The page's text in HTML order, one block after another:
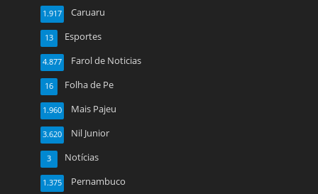
Caruaru
1.917
Esportes
13
Farol de Noticias
4.877
Folha de Pe
16
Mais Pajeu
1.960
Nil Junior
3.620
Notícias
3
Pernambuco
1.375